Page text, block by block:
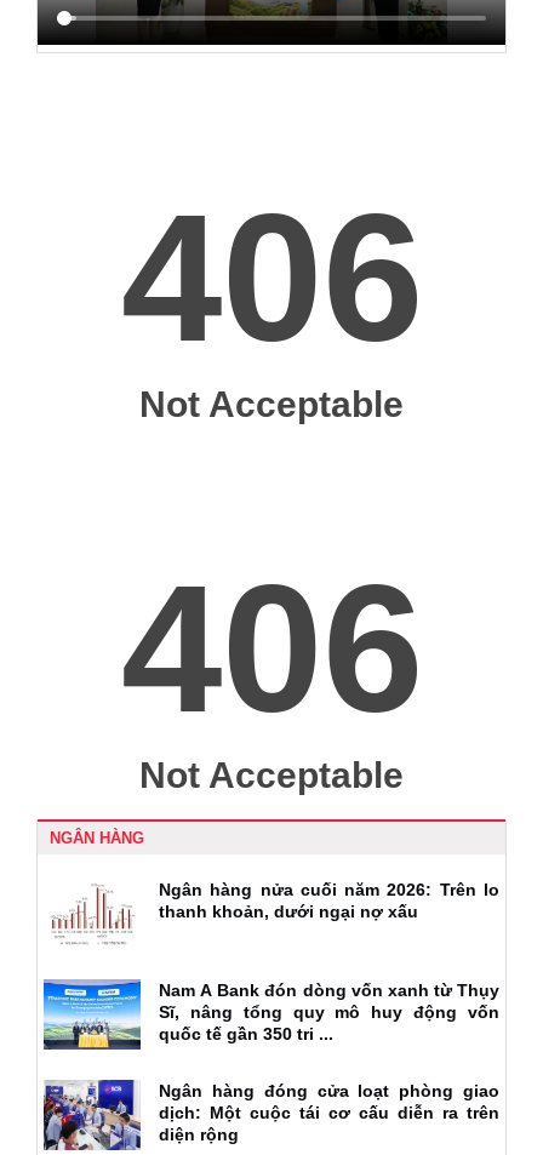
NGÂN HÀNG
Ngân hàng nửa cuối năm 2026: Trên lo
thanh khoản, dưới ngại nợ xấu
Nam A Bank đón dòng vốn xanh từ Thụy
Sĩ, nâng tổng quy mô huy động vốn
quốc tế gần 350 tri ...
Ngân hàng đóng cửa loạt phòng giao
dịch: Một cuộc tái cơ cấu diễn ra trên
diện rộng